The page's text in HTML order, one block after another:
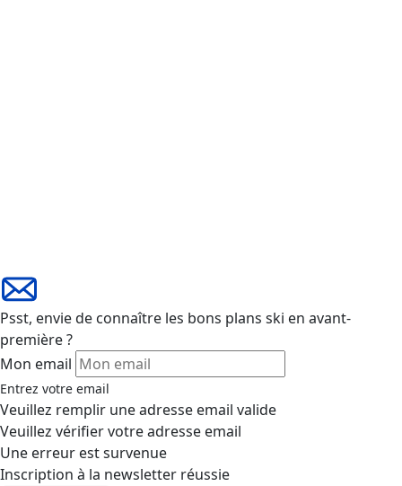
Psst, envie de connaître les bons plans ski en avant-
première ?
Mon email
Entrez votre email
Veuillez remplir une adresse email valide
Veuillez vérifier votre adresse email
Une erreur est survenue
Inscription à la newsletter réussie